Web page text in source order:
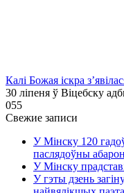
Калі Божая іскра
30 ліпеня ў Віцебску
055
Свежие записи
У Мінску 120
паслядоўны
У Мінску
У гэты дзень